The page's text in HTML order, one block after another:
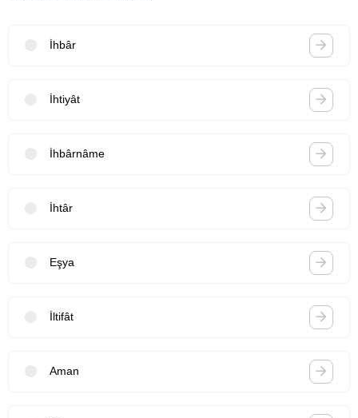
İhbâr
İhtiyât
İhbârnâme
İhtâr
Eşya
İltifât
Aman